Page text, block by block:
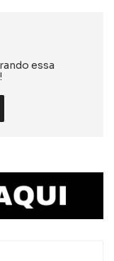
essa